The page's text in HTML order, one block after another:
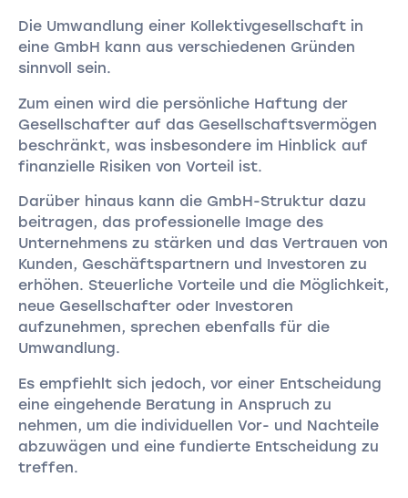
Die Umwandlung einer Kollektivgesellschaft in
eine GmbH kann aus verschiedenen Gründen
sinnvoll sein.
Zum einen wird die persönliche Haftung der
Gesellschafter auf das Gesellschaftsvermögen
beschränkt, was insbesondere im Hinblick auf
finanzielle Risiken von Vorteil ist.
Darüber hinaus kann die GmbH-Struktur dazu
beitragen, das professionelle Image des
Unternehmens zu stärken und das Vertrauen von
Kunden, Geschäftspartnern und Investoren zu
erhöhen. Steuerliche Vorteile und die Möglichkeit,
neue Gesellschafter oder Investoren
aufzunehmen, sprechen ebenfalls für die
Umwandlung.
Es empfiehlt sich jedoch, vor einer Entscheidung
eine eingehende Beratung in Anspruch zu
nehmen, um die individuellen Vor- und Nachteile
abzuwägen und eine fundierte Entscheidung zu
treffen.